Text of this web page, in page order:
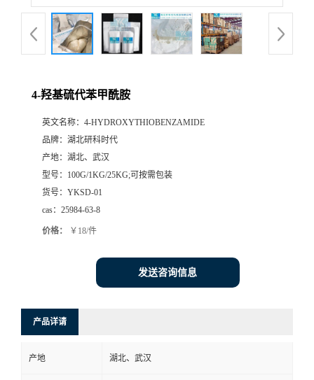
4-羟基硫代苯甲酰胺
英文名称： 4-HYDROXYTHIOBENZAMIDE
品牌： 湖北研科时代
产地： 湖北、武汉
型号： 100G/1KG/25KG;可按需包装
货号： YKSD-01
cas： 25984-63-8
价格： ￥18/件
发送咨询信息
产品详请
产地 湖北、武汉